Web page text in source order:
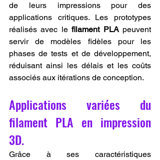
de leurs impressions pour des
applications critiques. Les prototypes
réalisés avec le filament PLA peuvent
servir de modèles fidèles pour les
phases de tests et de développement,
réduisant ainsi les délais et les coûts
associés aux itérations de conception.
Applications variées du
filament PLA en impression
3D.
Grâce à ses caractéristiques